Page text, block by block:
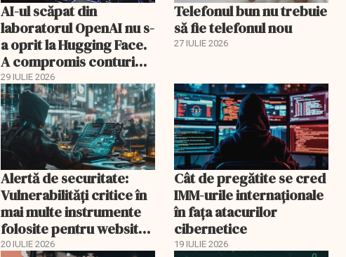
AI-ul scăpat din
laboratorul OpenAI nu s-
a oprit la Hugging Face.
A compromis conturi
din patru servicii
29 IULIE 2026
Telefonul bun nu trebuie
să fie telefonul nou
27 IULIE 2026
Alertă de securitate:
Vulnerabilități critice în
mai multe instrumente
folosite pentru website-
uri (WordPress, Joomla)
20 IULIE 2026
Cât de pregătite se cred
IMM-urile internaționale
în fața atacurilor
cibernetice
19 IULIE 2026